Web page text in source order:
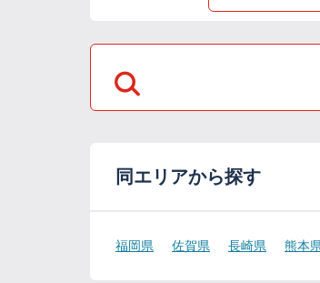
同エリアから探す
福岡県 佐賀県 長崎県 熊本